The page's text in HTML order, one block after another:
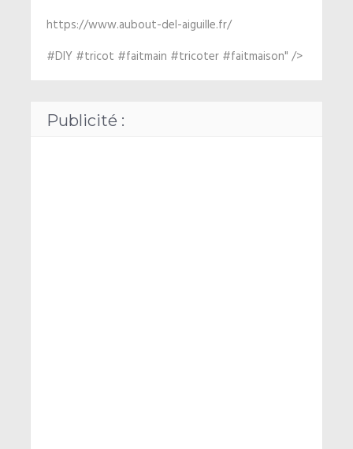
https://www.aubout-del-aiguille.fr/
#DIY #tricot #faitmain #tricoter #faitmaison" />
Publicité :